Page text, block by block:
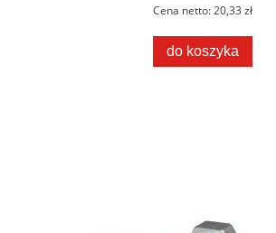
Cena netto:20,33 zł
do koszyka